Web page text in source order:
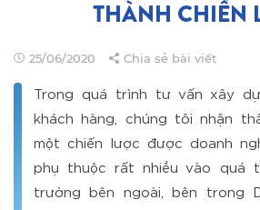
THÀNH CHIẾN
25/06/2020 Chia sẻ bài viết
Trong quá trình tư vấn xây
khách hàng, chúng tôi nhận
một chiến lược được doanh
phụ thuộc rất nhiều vào quá
trường bên ngoài, bên trong